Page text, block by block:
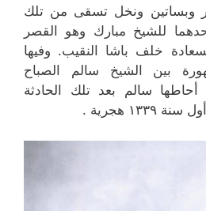
وبساتين ونخل تسقى من تلك
للشيخ مبارك وهو القصر
خلف باشا النقيب. وفيها
بين الشيخ سالم الصباح
سالم بعد تلك الحادثة